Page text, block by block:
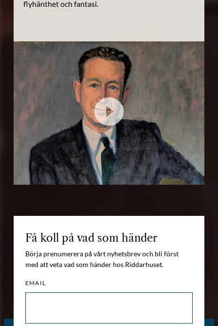
flyhänthet och fantasi.
Få koll på vad som händer
Börja prenumerera på vårt nyhetsbrev och bli först
med att veta vad som händer hos Riddarhuset.
EMAIL